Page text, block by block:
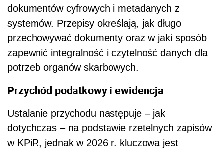
dokumentów cyfrowych i metadanych z
systemów. Przepisy określają, jak długo
przechowywać dokumenty oraz w jaki sposób
zapewnić integralność i czytelność danych dla
potrzeb organów skarbowych.
Przychód podatkowy i ewidencja
Ustalanie przychodu następuje – jak
dotychczas – na podstawie rzetelnych zapisów
w KPiR, jednak w 2026 r. kluczowa jest